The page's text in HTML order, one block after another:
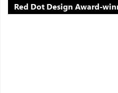
Red Dot Design Award-